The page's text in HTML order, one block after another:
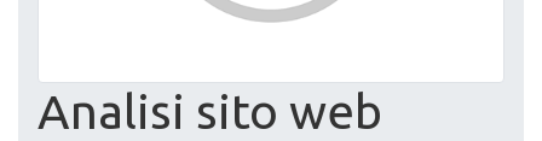
Analisi sito web